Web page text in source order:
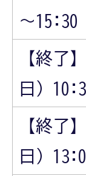
～15:30
【終了
日）
【終了
日）